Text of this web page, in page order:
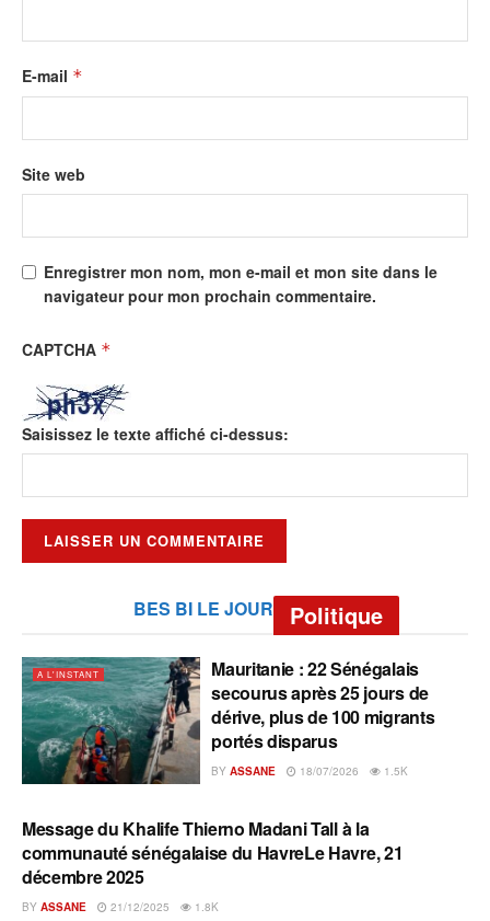
E-mail *
Site web
Enregistrer mon nom, mon e-mail et mon site dans le
navigateur pour mon prochain commentaire.
CAPTCHA *
Saisissez le texte affiché ci-dessus:
BES BI LE JOUR Politique
A L'INSTANT
Mauritanie : 22 Sénégalais
secourus après 25 jours de
dérive, plus de 100 migrants
portés disparus
BY ASSANE 18/07/2026 1.5K
A L'INSTANT
Message du Khalife Thierno Madani Tall à la
communauté sénégalaise du HavreLe Havre, 21
décembre 2025
BY ASSANE 21/12/2025 1.8K